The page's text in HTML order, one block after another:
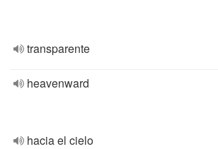
transparente
heavenward
hacia el cielo